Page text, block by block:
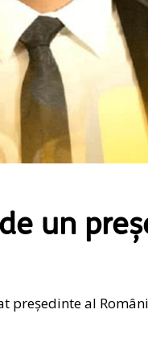
un
președinte al